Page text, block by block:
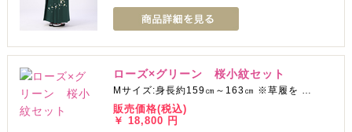
ローズ×グリーン 桜小紋セット
Mサイズ:身長約159㎝～163㎝ ※草履を …
販売価格(税込)
￥ 18,800 円